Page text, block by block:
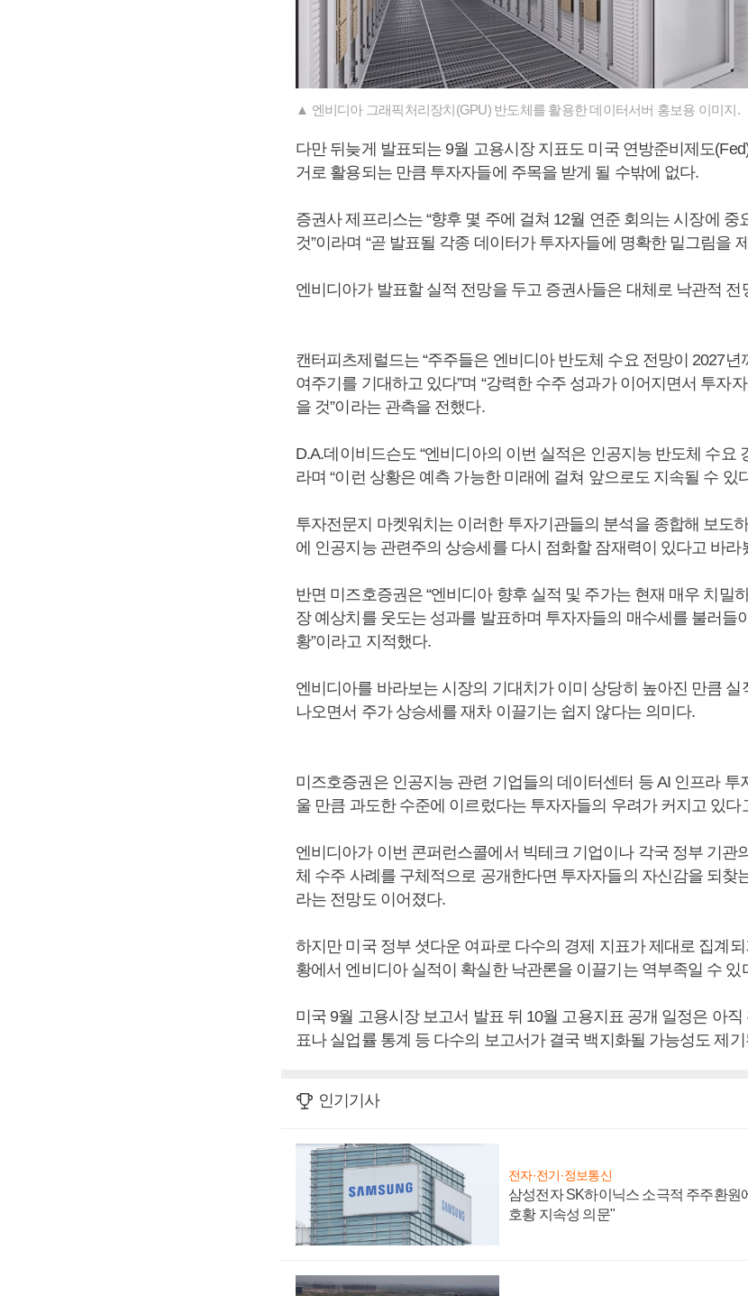
▲ 엔비디아 그래픽처리장치(GPU) 반도체를 활용한 데이터서버 홍보용 이미지.
다만 뒤늦게 발표되는 9월 고용시장 지표도 미국 연방준비제도
거로 활용되는 만큼 투자자들에 주목을 받게 될 수밖에 없다.
증권사 제프리스는 “향후 몇 주에 걸쳐 12월 연준 회의는 시장에 중
것”이라며 “곧 발표될 각종 데이터가 투자자들에 명확한 밑그림을
엔비디아가 발표할 실적 전망을 두고 증권사들은 대체로 낙관적 전
캔터피츠제럴드는 “주주들은 엔비디아 반도체 수요 전망이 2027
여주기를 기대하고 있다”며 “강력한 수주 성과가 이어지면서 투자
을 것”이라는 관측을 전했다.
D.A.데이비드슨도 “엔비디아의 이번 실적은 인공지능 반도체 수요
라며 “이런 상황은 예측 가능한 미래에 걸쳐 앞으로도 지속될 수 있
투자전문지 마켓워치는 이러한 투자기관들의 분석을 종합해 보도
에 인공지능 관련주의 상승세를 다시 점화할 잠재력이 있다고 바라
반면 미즈호증권은 “엔비디아 향후 실적 및 주가는 현재 매우 치밀하
장 예상치를 웃도는 성과를 발표하며 투자자들의 매수세를 불러들
황”이라고 지적했다.
엔비디아를 바라보는 시장의 기대치가 이미 상당히 높아진 만큼 실
나오면서 주가 상승세를 재차 이끌기는 쉽지 않다는 의미다.
미즈호증권은 인공지능 관련 기업들의 데이터센터 등 AI 인프라 투
울 만큼 과도한 수준에 이르렀다는 투자자들의 우려가 커지고 있다
엔비디아가 이번 콘퍼런스콜에서 빅테크 기업이나 각국 정부 기관
체 수주 사례를 구체적으로 공개한다면 투자자들의 자신감을 되찾
라는 전망도 이어졌다.
하지만 미국 정부 셧다운 여파로 다수의 경제 지표가 제대로 집계
황에서 엔비디아 실적이 확실한 낙관론을 이끌기는 역부족일 수 있
미국 9월 고용시장 보고서 발표 뒤 10월 고용지표 공개 일정은 아직
표나 실업률 통계 등 다수의 보고서가 결국 백지화될 가능성도 제
인기기사
전자·전기·정보통신
삼성전자 SK하이닉스 소극적 주주환원
호황 지속성 의문"